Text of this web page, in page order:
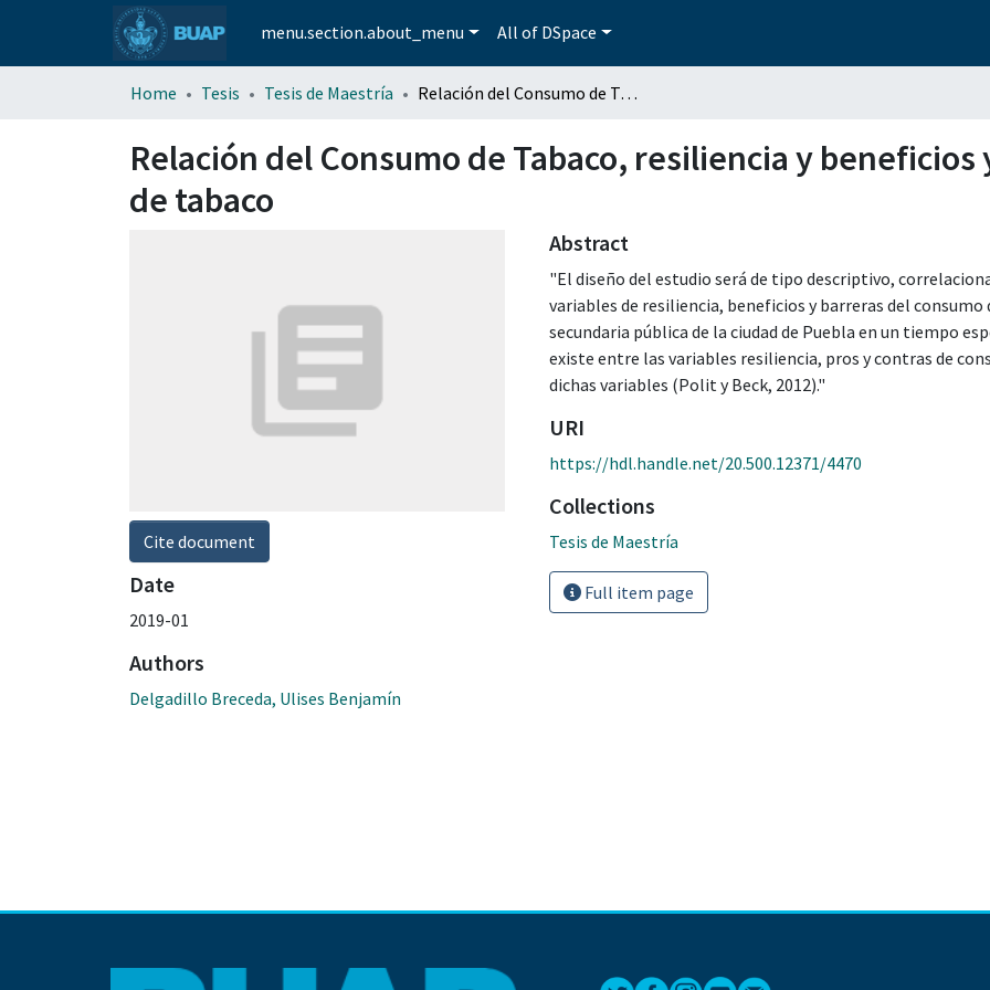
menu.section.about_menu All of DSpace
Home Tesis Tesis de Maestría Relación del Consumo de Tabaco, resiliencia y beneficios y barreras del consumo de tabaco
Relación del Consumo de Tabaco, resiliencia y
de tabaco
Cite document
Date
2019-01
Authors
Delgadillo Breceda, Ulises Benjamín
Abstract
"El diseño del estudio será de tipo descriptivo,
variables de resiliencia, beneficios y barreras del
secundaria pública de la ciudad de Puebla en un tiempo
existe entre las variables resiliencia, pros y contras de
dichas variables (Polit y Beck, 2012)."
URI
https://hdl.handle.net/20.500.12371/4470
Collections
Tesis de Maestría
Full item page